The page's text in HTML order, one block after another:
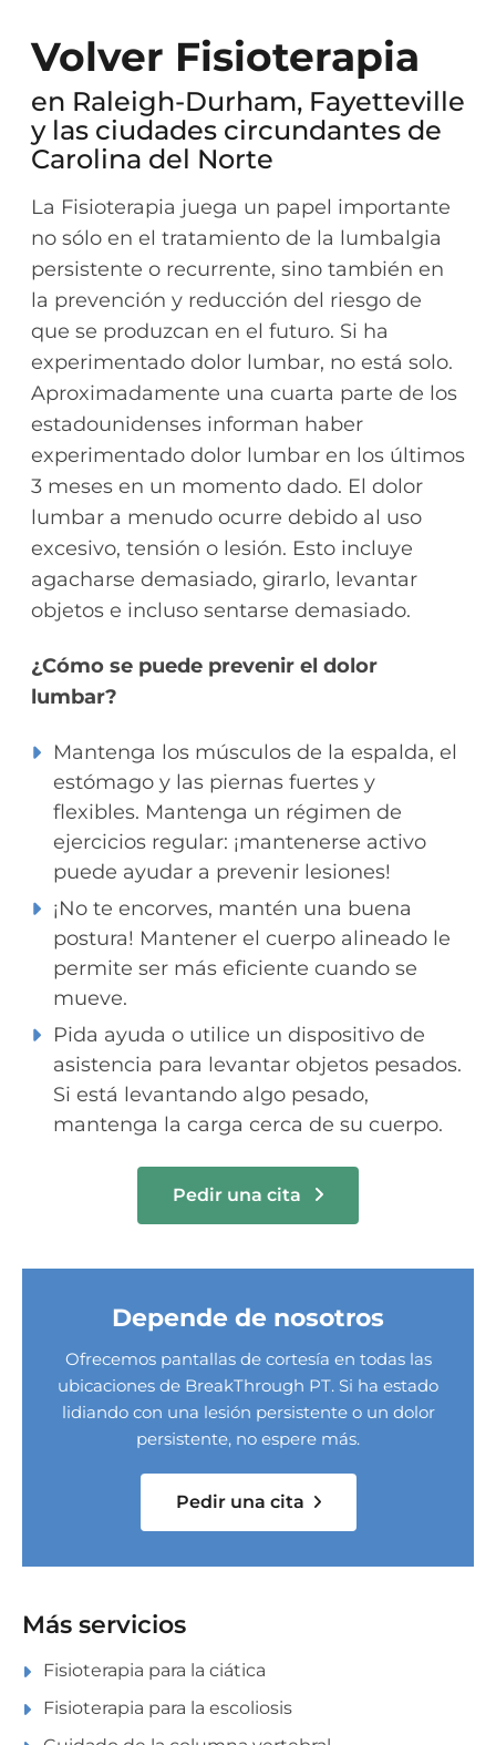
Volver Fisioterapia
en Raleigh-Durham, Fayetteville
y las ciudades circundantes de
Carolina del Norte
La Fisioterapia juega un papel importante
no sólo en el tratamiento de la lumbalgia
persistente o recurrente, sino también en
la prevención y reducción del riesgo de
que se produzcan en el futuro. Si ha
experimentado dolor lumbar, no está solo.
Aproximadamente una cuarta parte de los
estadounidenses informan haber
experimentado dolor lumbar en los últimos
3 meses en un momento dado. El dolor
lumbar a menudo ocurre debido al uso
excesivo, tensión o lesión. Esto incluye
agacharse demasiado, girarlo, levantar
objetos e incluso sentarse demasiado.
¿Cómo se puede prevenir el dolor
lumbar?
Mantenga los músculos de la espalda, el
estómago y las piernas fuertes y
flexibles. Mantenga un régimen de
ejercicios regular: ¡mantenerse activo
puede ayudar a prevenir lesiones!
¡No te encorves, mantén una buena
postura! Mantener el cuerpo alineado le
permite ser más eficiente cuando se
mueve.
Pida ayuda o utilice un dispositivo de
asistencia para levantar objetos pesados.
Si está levantando algo pesado,
mantenga la carga cerca de su cuerpo.
Pedir una cita
Depende de nosotros
Ofrecemos pantallas de cortesía en todas las
ubicaciones de BreakThrough PT. Si ha estado
lidiando con una lesión persistente o un dolor
persistente, no espere más.
Pedir una cita
Más servicios
Fisioterapia para la ciática
Fisioterapia para la escoliosis